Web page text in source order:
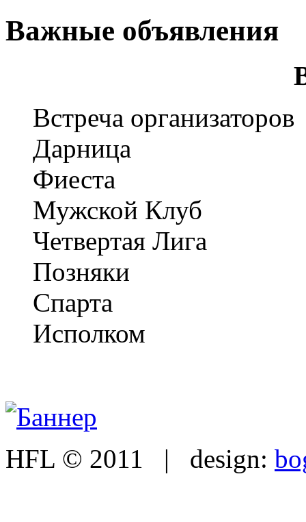
Важные объявления
Встреча организаторов
Дарница
Фиеста
Мужской Клуб
Четвертая Лига
Позняки
Спарта
Исполком
HFL © 2011 | design: